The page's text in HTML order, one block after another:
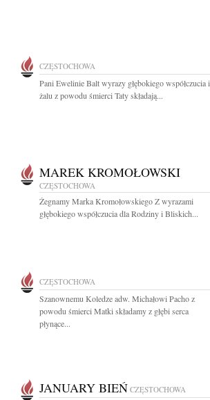
CZĘSTOCHOWA
Pani Ewelinie Balt wyrazy głębokiego współczucia i
żalu z powodu śmierci Taty składają...
MAREK KROMOŁOWSKI
CZĘSTOCHOWA
Żegnamy Marka Kromołowskiego Z wyrazami
głębokiego współczucia dla Rodziny i Bliskich...
CZĘSTOCHOWA
Szanownemu Koledze adw. Michałowi Pacho z
powodu śmierci Matki składamy z głębi serca
płynące...
JANUARY BIEŃ CZĘSTOCHOWA